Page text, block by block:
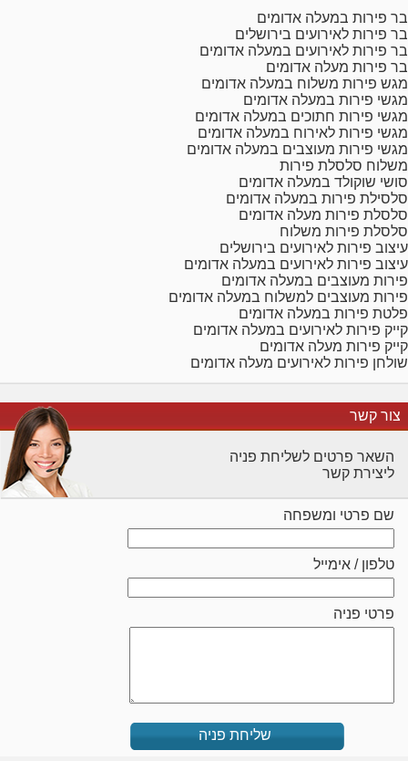
בר פירות במעלה אדומים
בר פירות לאירועים בירושלים
בר פירות לאירועים במעלה אדומים
בר פירות מעלה אדומים
מגש פירות משלוח במעלה אדומים
מגשי פירות במעלה אדומים
מגשי פירות חתוכים במעלה אדומים
מגשי פירות לאירוח במעלה אדומים
מגשי פירות מעוצבים במעלה אדומים
משלוח סלסלת פירות
סושי שוקולד במעלה אדומים
סלסילת פירות במעלה אדומים
סלסלת פירות מעלה אדומים
סלסלת פירות משלוח
עיצוב פירות לאירועים בירושלים
עיצוב פירות לאירועים במעלה אדומים
פירות מעוצבים במעלה אדומים
פירות מעוצבים למשלוח במעלה אדומים
פלטת פירות במעלה אדומים
קייק פירות לאירועים במעלה אדומים
קייק פירות מעלה אדומים
שולחן פירות לאירועים מעלה אדומים
צור קשר
השאר פרטים לשליחת פניה
ליצירת קשר
שם פרטי ומשפחה
טלפון / אימייל
פרטי פניה
שליחת פניה